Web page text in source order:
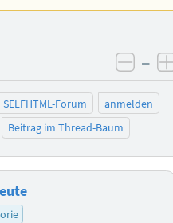
–
SELFHTML-Forum
anmelden
Beitrag im Thread-Baum